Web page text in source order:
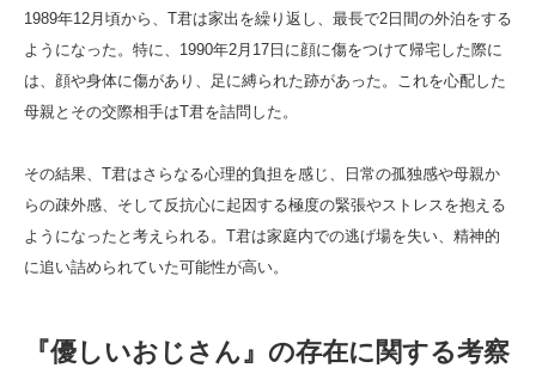
1989年12月頃から、T君は家出を繰り返し、最長で2日間の外泊をする
ようになった。特に、1990年2月17日に顔に傷をつけて帰宅した際に
は、顔や身体に傷があり、足に縛られた跡があった。これを心配した
母親とその交際相手はT君を詰問した。
その結果、T君はさらなる心理的負担を感じ、日常の孤独感や母親か
らの疎外感、そして反抗心に起因する極度の緊張やストレスを抱える
ようになったと考えられる。T君は家庭内での逃げ場を失い、精神的
に追い詰められていた可能性が高い。
『優しいおじさん』の存在に関する考察